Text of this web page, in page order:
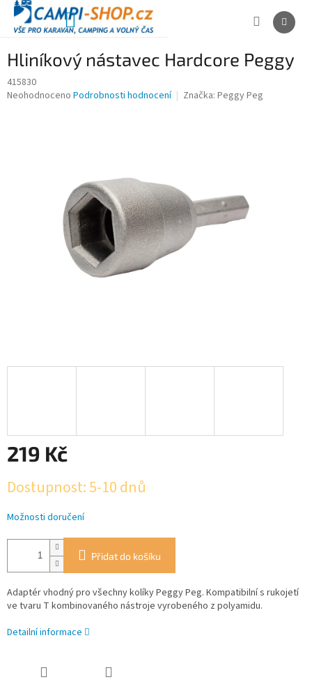
Přejít
obsah
NÁKUPNÍ
Hliníkový nástavec Hardcore Peggy
415830
Průměrné
Neohodnoceno Podrobnosti hodnocení Značka: Peggy Peg
219 Kč
cena:
Dostupnost: 5-10 dnů
Možnosti doručení
Přidat do košíku
Adaptér vhodný pro všechny kolíky Peggy Peg. Kompatibilní s rukojetí
ve tvaru T kombinovaného nástroje vyrobeného z polyamidu.
Detailní informace